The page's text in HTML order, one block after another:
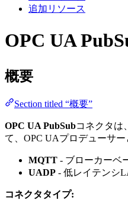
追加リソース
OPC UA
概要
Section titled “概要”
OPC UA PubSubコネクタは
て、OPC UAプロデューサ
MQTT - ブローカーベ
UADP - 低レイテンシ
コネクタタイプ: